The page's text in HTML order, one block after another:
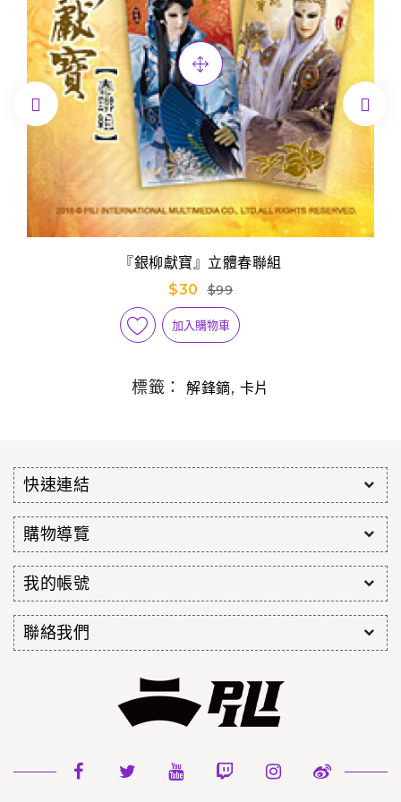
『銀柳獻寶』立體春聯組
$30
$99
加入購物車
 
標籤：解鋒鏑, 卡片
快速連結
購物導覽
我的帳號
聯絡我們